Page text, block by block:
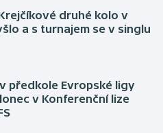
druhé kolo v
a s turnajem se v singlu
předkole Evropské ligy
v Konferenční lize